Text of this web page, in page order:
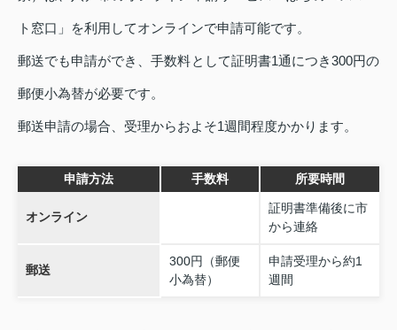
ト窓口」を利用してオンラインで申請可能です。
郵送でも申請ができ、手数料として証明書1通につき300円の
郵便小為替が必要です。
郵送申請の場合、受理からおよそ1週間程度かかります。
申請方法 手数料 所要時間
オンライン
証明書準備後に市
から連絡
郵送
300円（郵便
小為替）
申請受理から約1
週間